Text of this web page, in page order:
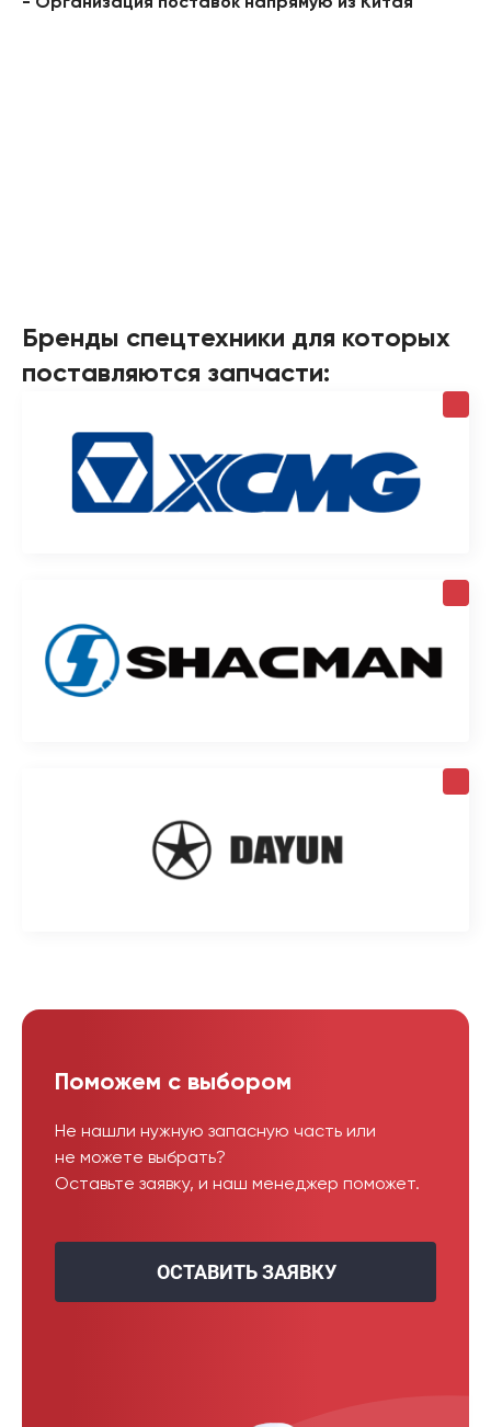
- Организация поставок напрямую из Китая
Бренды спецтехники для которых
поставляются запчасти:
Поможем с выбором
Не нашли нужную запасную часть или
не можете выбрать?
Оставьте заявку, и наш менеджер поможет.
ОСТАВИТЬ ЗАЯВКУ